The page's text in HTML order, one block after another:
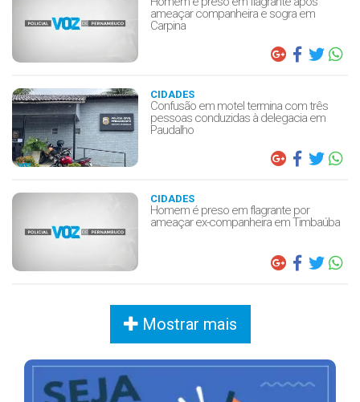
ameaçar companheira e sogra em
Carpina
CIDADES
Confusão em motel termina com três
pessoas conduzidas à delegacia em
Paudalho
CIDADES
Homem é preso em flagrante por
ameaçar ex-companheira em Timbaúba
Mostrar mais